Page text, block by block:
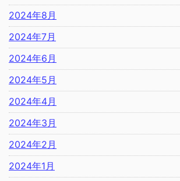
2024年8月
2024年7月
2024年6月
2024年5月
2024年4月
2024年3月
2024年2月
2024年1月